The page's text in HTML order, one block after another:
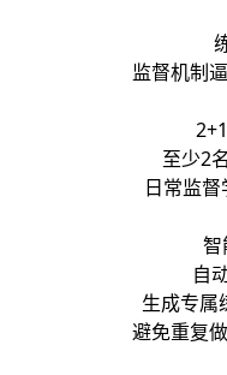
监督机制
至少2
日常监
智
自
生成专属
避免重复